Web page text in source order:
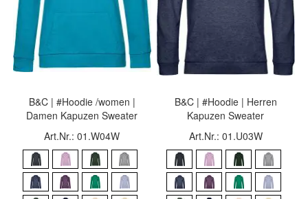
B&C | #Hoodie /women |
Damen Kapuzen Sweater
Art.Nr.: 01.W04W
B&C | #Hoodie | Herren
Kapuzen Sweater
Art.Nr.: 01.U03W